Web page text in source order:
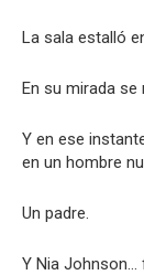
La sala estalló
En su mirada
Y en ese
en un hombre
Un padre.
Y Nia Johnson…